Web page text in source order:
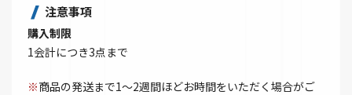
注意事項
購入制限
1会計につき3点まで
※商品の発送まで1～2週間ほどお時間をいただく場合がご